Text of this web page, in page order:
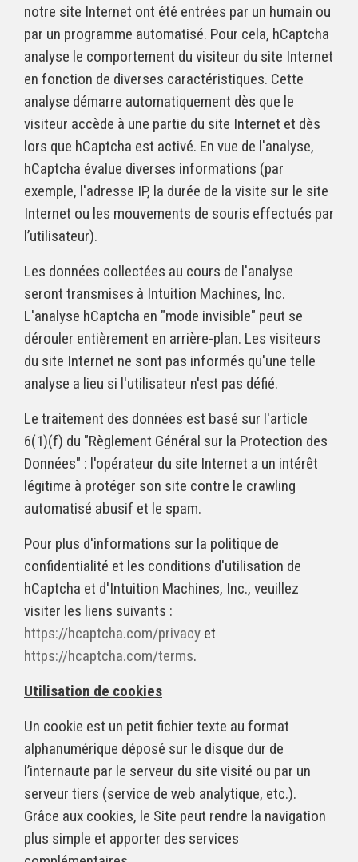
notre site Internet ont été entrées par un humain ou
par un programme automatisé. Pour cela, hCaptcha
analyse le comportement du visiteur du site Internet
en fonction de diverses caractéristiques. Cette
analyse démarre automatiquement dès que le
visiteur accède à une partie du site Internet et dès
lors que hCaptcha est activé. En vue de l'analyse,
hCaptcha évalue diverses informations (par
exemple, l'adresse IP, la durée de la visite sur le site
Internet ou les mouvements de souris effectués par
l’utilisateur).
Les données collectées au cours de l'analyse
seront transmises à Intuition Machines, Inc.
L'analyse hCaptcha en "mode invisible" peut se
dérouler entièrement en arrière-plan. Les visiteurs
du site Internet ne sont pas informés qu'une telle
analyse a lieu si l'utilisateur n'est pas défié.
Le traitement des données est basé sur l'article
6(1)(f) du "Règlement Général sur la Protection des
Données" : l'opérateur du site Internet a un intérêt
légitime à protéger son site contre le crawling
automatisé abusif et le spam.
Pour plus d'informations sur la politique de
confidentialité et les conditions d'utilisation de
hCaptcha et d'Intuition Machines, Inc., veuillez
visiter les liens suivants :
https://hcaptcha.com/privacy et
https://hcaptcha.com/terms.
Utilisation de cookies
Un cookie est un petit fichier texte au format
alphanumérique déposé sur le disque dur de
l’internaute par le serveur du site visité ou par un
serveur tiers (service de web analytique, etc.).
Grâce aux cookies, le Site peut rendre la navigation
plus simple et apporter des services